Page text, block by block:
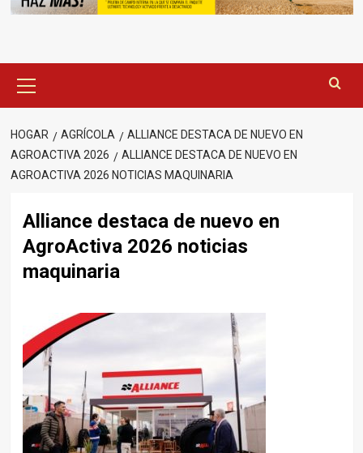
principal
HOGAR AGRÍCOLA
ALLIANCE DESTACA DE NUEVO EN
AGROACTIVA 2026
ALLIANCE DESTACA DE NUEVO EN
AGROACTIVA 2026 NOTICIAS MAQUINARIA
Alliance destaca de nuevo en
AgroActiva 2026 noticias
maquinaria